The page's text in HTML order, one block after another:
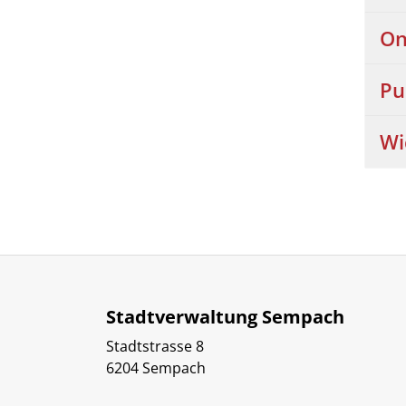
Stadtverwaltung Sempach
Stadtstrasse 8
6204 Sempach